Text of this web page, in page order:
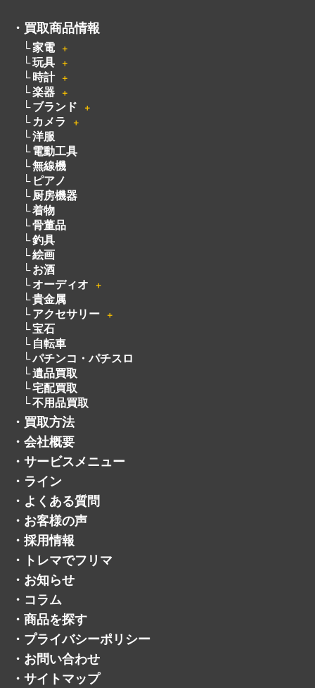
・ 買取商品情報
家電 ＋
玩具 ＋
時計 ＋
楽器 ＋
ブランド ＋
カメラ ＋
洋服
電動工具
無線機
ピアノ
厨房機器
着物
骨董品
釣具
絵画
お酒
オーディオ
＋
貴金属
アクセサリー
＋
宝石
自転車
パチンコ・パチスロ
遺品買取
宅配買取
不用品買取
・ 買取方法
・ 会社概要
・ サービスメニュー
・ ライン
・ よくある質問
・ お客様の声
・ 採用情報
・
トレマでフリマ
・ お知らせ
・ コラム
・ 商品を探す
・ プライバシーポリシー
・ お問い合わせ
・ サイトマップ